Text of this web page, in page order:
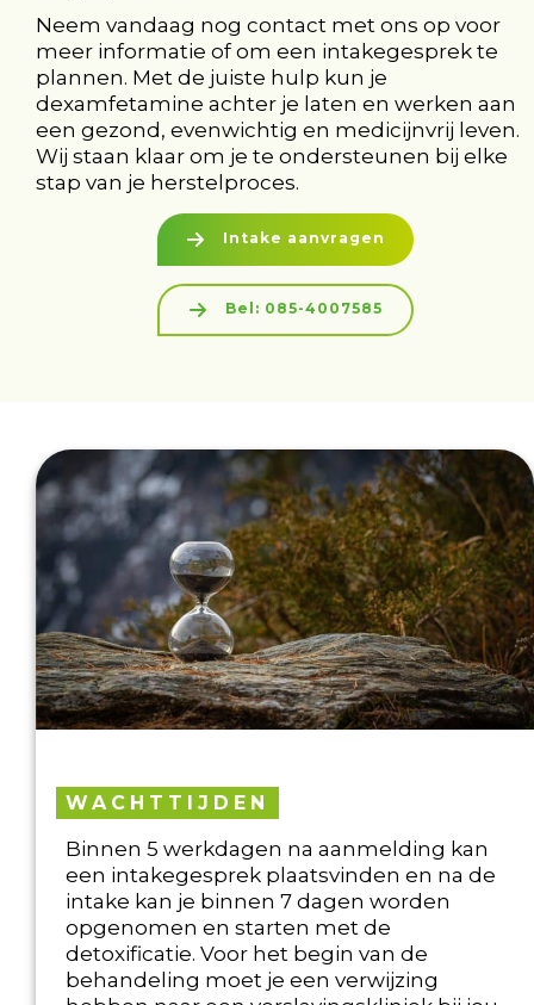
Neem vandaag nog contact met ons op voor
meer informatie of om een intakegesprek te
plannen. Met de juiste hulp kun je
dexamfetamine achter je laten en werken aan
een gezond, evenwichtig en medicijnvrij leven.
Wij staan klaar om je te ondersteunen bij elke
stap van je herstelproces.
Intake aanvragen
Bel: 085-4007585
WACHTTIJDEN
Binnen 5 werkdagen na aanmelding kan
een intakegesprek plaatsvinden en na de
intake kan je binnen 7 dagen worden
opgenomen en starten met de
detoxificatie. Voor het begin van de
behandeling moet je een verwijzing